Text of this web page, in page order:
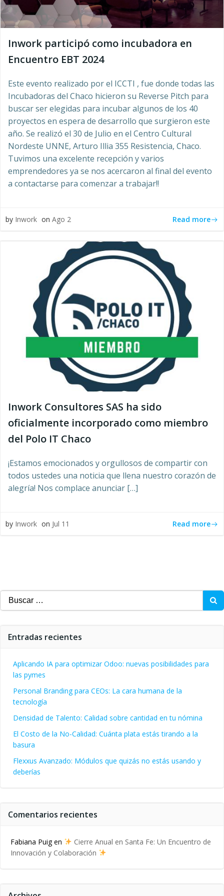
Inwork participó como incubadora en
Encuentro EBT 2024
Este evento realizado por el ICCTI , fue donde todas las
Incubadoras del Chaco hicieron su Reverse Pitch para
buscar ser elegidas para incubar algunos de los 40
proyectos en espera de desarrollo que surgieron este
año. Se realizó el 30 de Julio en el Centro Cultural
Nordeste UNNE, Arturo Illia 355 Resistencia, Chaco.
Tuvimos una excelente recepción y varios
emprendedores ya se nos acercaron al final del evento
a contactarse para comenzar a trabajar!!
by Inwork on Ago 2 Read more
Inwork Consultores SAS ha sido
oficialmente incorporado como miembro
del Polo IT Chaco
¡Estamos emocionados y orgullosos de compartir con
todos ustedes una noticia que llena nuestro corazón de
alegría! Nos complace anunciar […]
by Inwork on Jul 11 Read more
Buscar:
Entradas recientes
Aplicando IA para optimizar Odoo: nuevas posibilidades para
las pymes
Personal Branding para CEOs: La cara humana de la
tecnología
Densidad de Talento: Calidad sobre cantidad en tu nómina
El Costo de la No-Calidad: Cuánta plata estás tirando a la
basura
Flexxus Avanzado: Módulos que quizás no estás usando y
deberías
Comentarios recientes
Fabiana Puigen
Cierre Anual en Santa Fe: Un Encuentro de
Innovación y Colaboración